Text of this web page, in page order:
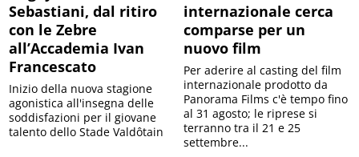
Sebastiani, dal ritiro
con le Zebre
all’Accademia Ivan
Francescato
Inizio della nuova stagione
agonistica all'insegna delle
soddisfazioni per il giovane
talento dello Stade Valdôtain
internazionale cerca
comparse per un
nuovo film
Per aderire al casting del film
internazionale prodotto da
Panorama Films c'è tempo fino
al 31 agosto; le riprese si
terranno tra il 21 e 25
settembre...